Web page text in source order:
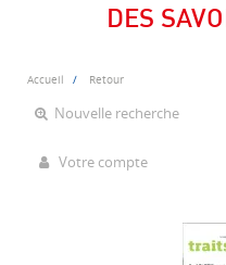
DES
Accueil Retour
Nouvelle recherche
Votre compte